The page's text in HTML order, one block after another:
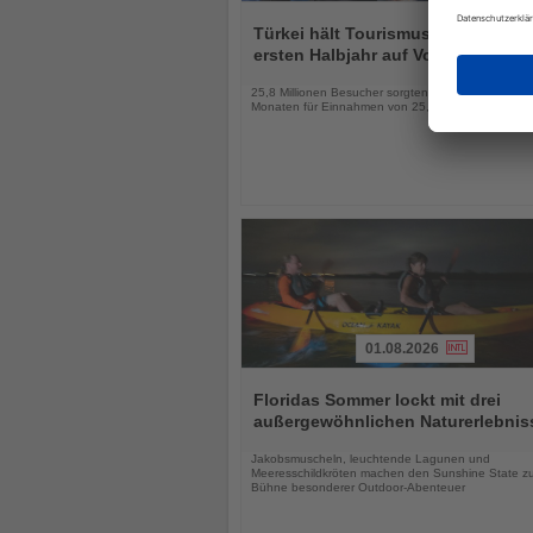
Sie
die
Türkei hält Tourismuseinnahmen
ersten Halbjahr auf
25,8 Millionen Besucher sorgten in den ersten sechs
Monaten für Einnahmen von 25,7 Milliarden US-
Sie
die
Nachrichten
01.08.2026
Floridas Sommer lockt mit drei
außergewöhnlichen
Jakobsmuscheln, leuchtende Lagunen und
Meeresschildkröten machen den Sunshine State
Bühne besonderer Outdoor-Abenteuer